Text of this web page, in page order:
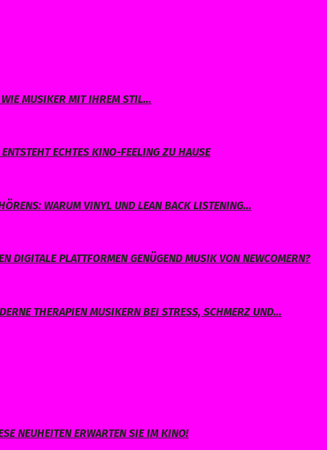
MUSIKER MIT IHREM STIL…
ECHTES KINO-FEELING ZU HAUSE
WARUM VINYL UND LEAN BACK LISTENING…
DIGITALE PLATTFORMEN GENÜGEND MUSIK VON NEWCOMERN?
THERAPIEN MUSIKERN BEI STRESS, SCHMERZ UND…
NEUHEITEN ERWARTEN SIE IM KINO!